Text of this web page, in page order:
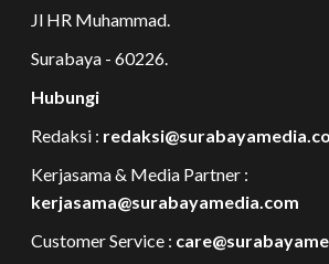
Jl HR Muhammad.
Surabaya - 60226.
Hubungi
Redaksi :
Kerjasama & Media Partner :
kerjasama@surabayamedia.com
Customer Service :